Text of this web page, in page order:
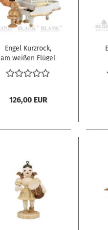
Engel Kurzrock,
am weißen Flügel
126,00 EUR